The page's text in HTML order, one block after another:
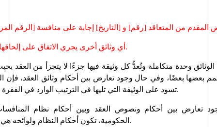
المقدم من المتعاقد [رقم] و [التاريخ] إجابة على منافسة [الرقم
أي وثائق أخرى يجري الاتفاق على إلحاقها بهذا العقد كتابة.
تسود على الوثيقة التي تليها في الترتيب الوارد في الفقرة أولاً من هذا البند.
تعارض بين أحكام ونصوص العقد
الحكومية، تكون أحكام النظام ولوائحه هي الواجب تطبيقها.